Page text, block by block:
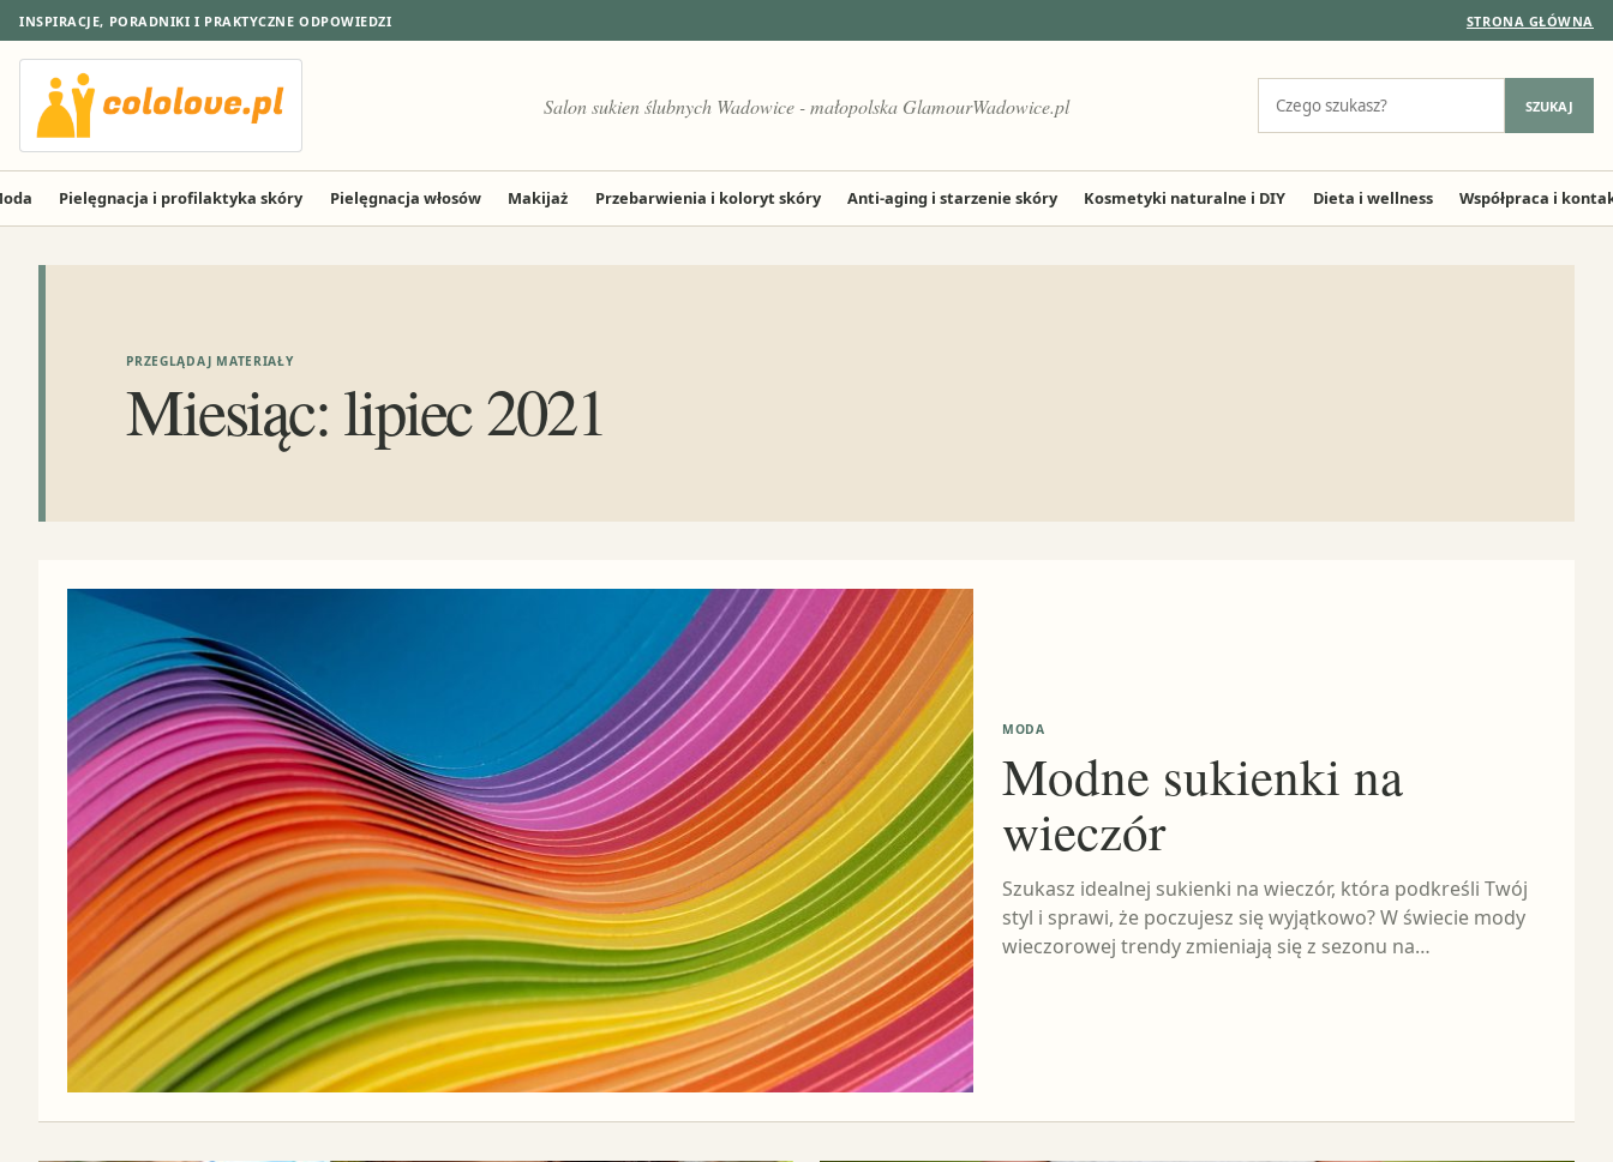
INSPIRACJE, PORADNIKI I PRAKTYCZNE ODPOWIEDZI STRONA GŁÓWNA
Salon sukien ślubnych Wadowice - małopolska GlamourWadowice.pl SZUKAJ
Pielęgnacja i profilaktyka skóry Pielęgnacja włosów Makijaż Przebarwienia i koloryt skóry Anti-aging i starzenie skóry Kosmetyki naturalne i DIY Dieta i wellness Współpraca i
PRZEGLĄDAJ MATERIAŁY
Miesiąc:lipiec 2021
MODA
Modne sukienki na
wieczór
Szukasz idealnej sukienki na wieczór, która podkreśli Twój
styl i sprawi, że poczujesz się wyjątkowo? W świecie mody
wieczorowej trendy zmieniają się z sezonu na…